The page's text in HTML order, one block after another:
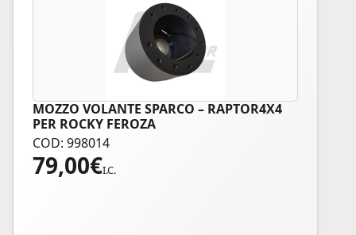
MOZZO VOLANTE SPARCO – RAPTOR4X4
PER ROCKY FEROZA
COD: 998014
79,00€I.C.